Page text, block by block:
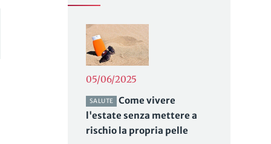
05/06/2025
SALUTE
Come vivere
l'estate senza mettere a
rischio la propria pelle